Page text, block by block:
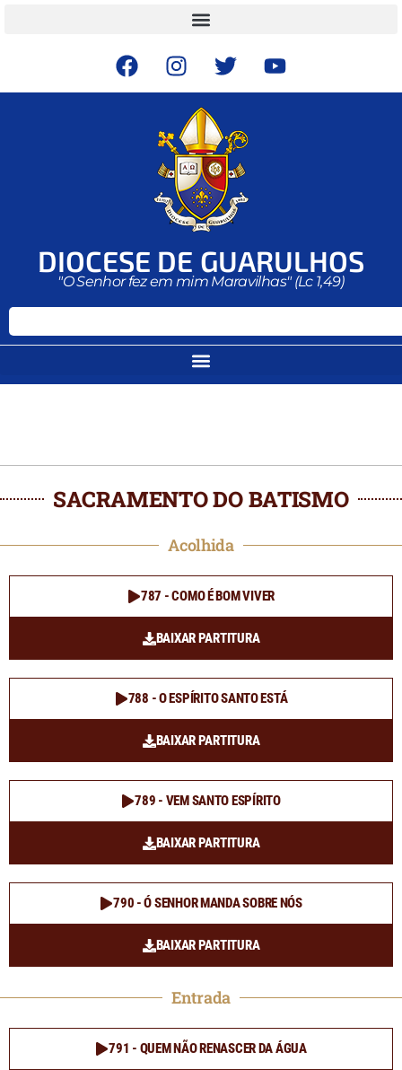
DIOCESE DE GUARULHOS
"O Senhor fez em mim Maravilhas" (Lc 1,49)
SACRAMENTO DO BATISMO
Acolhida
787 - COMO É BOM VIVER
BAIXAR PARTITURA
788 - O ESPÍRITO SANTO ESTÁ
BAIXAR PARTITURA
789 - VEM SANTO ESPÍRITO
BAIXAR PARTITURA
790 - Ó SENHOR MANDA SOBRE NÓS
BAIXAR PARTITURA
Entrada
791 - QUEM NÃO RENASCER DA ÁGUA